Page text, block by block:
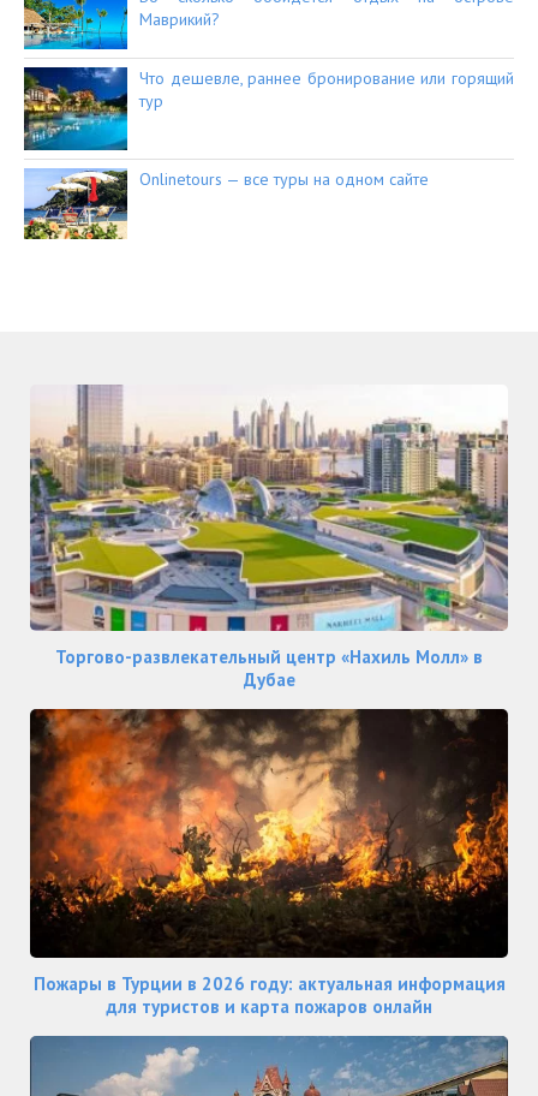
Маврикий?
Что дешевле, раннее бронирование или горящий
тур
Onlinetours — все туры на одном сайте
Торгово-развлекательный центр «Нахиль Молл» в
Дубае
Пожары в Турции в 2026 году: актуальная информация
для туристов и карта пожаров онлайн